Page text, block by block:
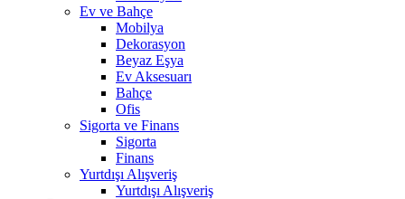
Ev ve Bahçe
Mobilya
Dekorasyon
Beyaz Eşya
Ev Aksesuarı
Bahçe
Ofis
Sigorta ve Finans
Sigorta
Finans
Yurtdışı Alışveriş
Yurtdışı Alışveriş